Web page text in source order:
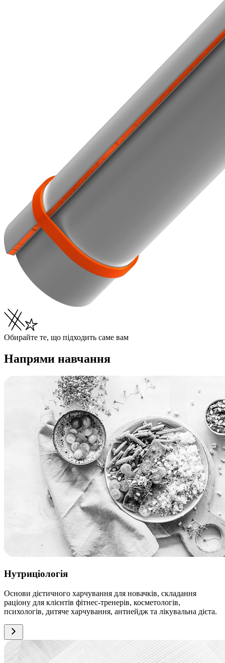
Обирайте те, що підходить саме вам
Напрями навчання
Нутриціологія
Основи дієтичного харчування для новачків, складання
раціону для клієнтів фітнес-тренерів, косметологів,
психологів, дитяче харчування, антиейдж та лікувальна дієта.